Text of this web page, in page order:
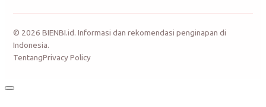
© 2026 BIENBI.id. Informasi dan rekomendasi penginapan di
Indonesia.
TentangPrivacy Policy